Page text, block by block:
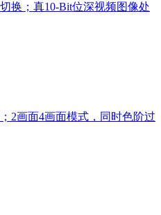
换；真10-Bit位深视频图像处
2画面4画面模式，同时色阶过